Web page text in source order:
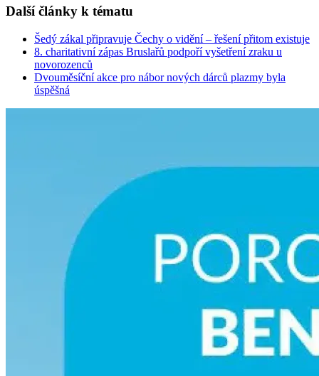
Další články k tématu
Šedý zákal připravuje Čechy o vidění – řešení přitom existuje
8. charitativní zápas Bruslařů podpoří vyšetření zraku u
novorozenců
Dvouměsíční akce pro nábor nových dárců plazmy byla
úspěšná